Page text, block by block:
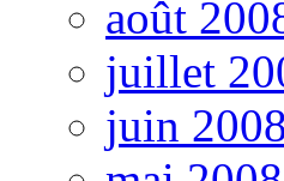
août
juillet
juin 2008